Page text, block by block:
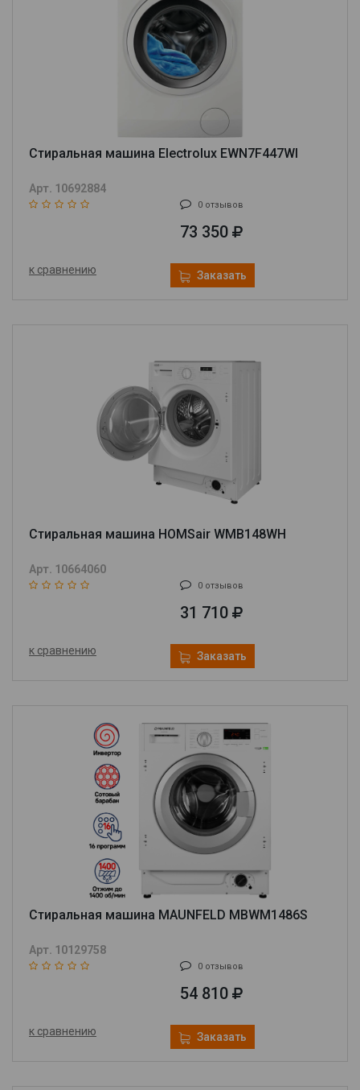
Стиральная машина Electrolux EWN7F447WI
Арт. 10692884
0 отзывов
73 350
к сравнению Заказать
Стиральная машина HOMSair WMB148WH
Арт. 10664060
0 отзывов
31 710
к сравнению Заказать
Стиральная машина MAUNFELD MBWM1486S
Арт. 10129758
0 отзывов
54 810
к сравнению Заказать